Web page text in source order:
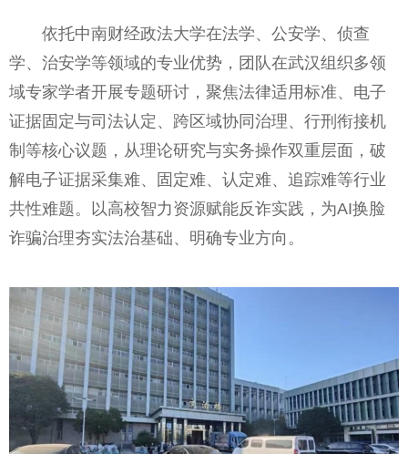
依托中南财经政法大学在法学、公安学、侦查
学、治安学等领域的专业优势，团队在武汉组织多领
域专家学者开展专题研讨，聚焦法律适用标准、电子
证据固定与司法认定、跨区域协同治理、行刑衔接机
制等核心议题，从理论研究与实务操作双重层面，破
解电子证据采集难、固定难、认定难、追踪难等行业
共性难题。以高校智力资源赋能反诈实践，为AI换脸
诈骗治理夯实法治基础、明确专业方向。